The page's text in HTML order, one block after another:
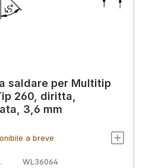
saldare per Multitip
260, diritta,
3,6 mm
a breve
WL36064